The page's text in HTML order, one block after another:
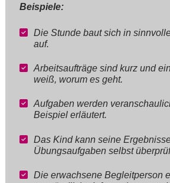
Beispiele:
Die Stunde baut sich in
auf.
Arbeitsaufträge sind kurz und
weiß, worum es geht.
Aufgaben werden
Beispiel erläutert.
Das Kind kann seine
Übungsaufgaben selbst
Die erwachsene Begleitperson